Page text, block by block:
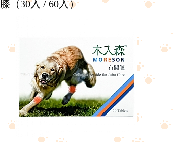
膝（30入 / 60入）